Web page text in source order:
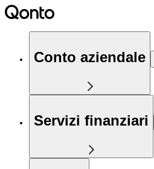
Conto aziendale
Servizi finanziari